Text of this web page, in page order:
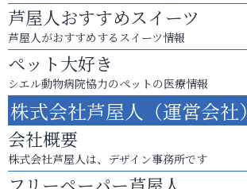
芦屋人おすすめスイーツ
芦屋人がおすすめするスイーツ情報
ペット大好き
シエル動物病院協力のペットの医療情報
株式会社芦屋人（運営会社）
会社概要
株式会社芦屋人は、デザイン事務所です